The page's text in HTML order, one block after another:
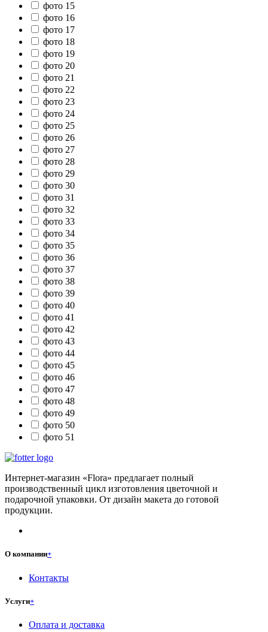
фото 15
фото 16
фото 17
фото 18
фото 19
фото 20
фото 21
фото 22
фото 23
фото 24
фото 25
фото 26
фото 27
фото 28
фото 29
фото 30
фото 31
фото 32
фото 33
фото 34
фото 35
фото 36
фото 37
фото 38
фото 39
фото 40
фото 41
фото 42
фото 43
фото 44
фото 45
фото 46
фото 47
фото 48
фото 49
фото 50
фото 51
Интернет-магазин «Flora» предлагает полный
производственный цикл изготовления цветочной и
подарочной упаковки. От дизайн макета до готовой
продукции.
О компании+
Контакты
Услуги+
Оплата и доставка